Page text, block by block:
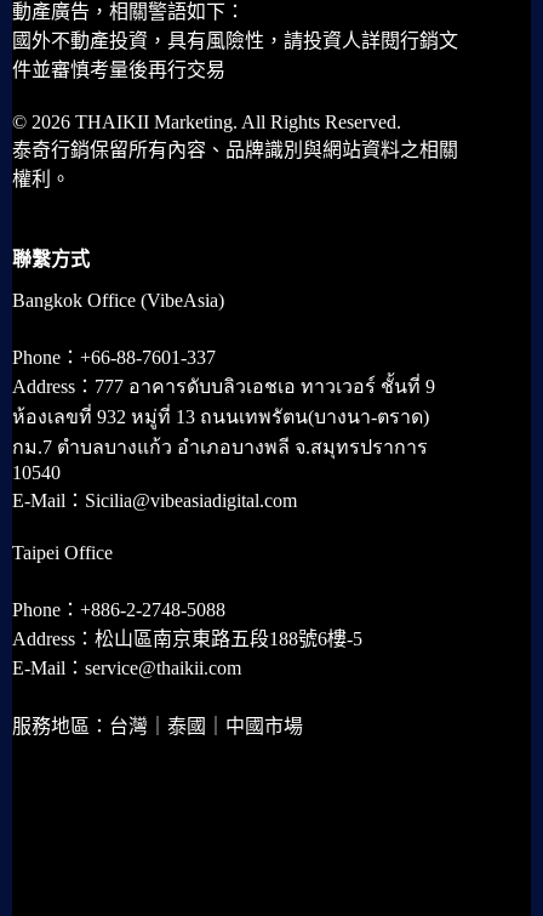
動產廣告，相關警語如下：
國外不動產投資，具有風險性，請投資人詳閱行銷文
件並審慎考量後再行交易
© 2026 THAIKII Marketing. All Rights Reserved.
泰奇行銷保留所有內容、品牌識別與網站資料之相關
權利。
聯繫方式
Bangkok Office (VibeAsia)
Phone：+66-88-7601-337
Address：777 อาคารดับบลิวเอชเอ ทาวเวอร์ ชั้นที่ 9
ห้องเลขที่ 932 หมู่ที่ 13 ถนนเทพรัตน(บางนา-ตราด)
กม.7 ตำบลบางแก้ว อำเภอบางพลี จ.สมุทรปราการ
10540
E-Mail：Sicilia@vibeasiadigital.com
Taipei Office
Phone：+886-2-2748-5088
Address：松山區南京東路五段188號6樓-5
E-Mail：service@thaikii.com
服務地區：台灣｜泰國｜中國市場